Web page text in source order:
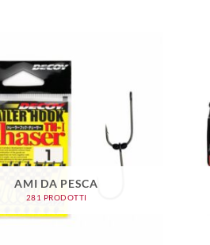
AMI DA PESCA
281 PRODOTTI